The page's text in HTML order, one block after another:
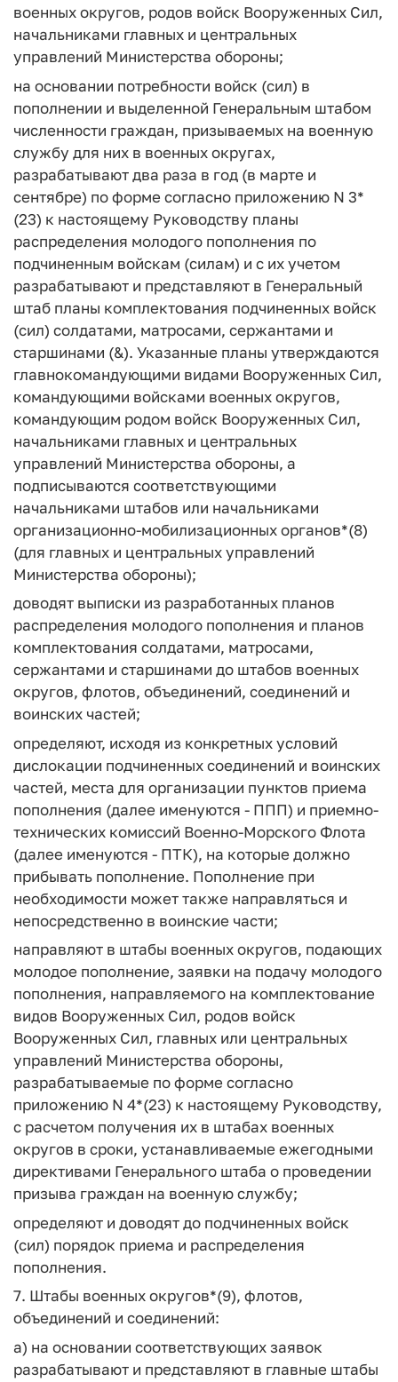
военных округов, родов войск Вооруженных Сил,
начальниками главных и центральных
управлений Министерства обороны;
на основании потребности войск (сил) в
пополнении и выделенной Генеральным штабом
численности граждан, призываемых на военную
службу для них в военных округах,
разрабатывают два раза в год (в марте и
сентябре) по форме согласно приложению N 3*
(23) к настоящему Руководству планы
распределения молодого пополнения по
подчиненным войскам (силам) и с их учетом
разрабатывают и представляют в Генеральный
штаб планы комплектования подчиненных войск
(сил) солдатами, матросами, сержантами и
старшинами (&). Указанные планы утверждаются
главнокомандующими видами Вооруженных Сил,
командующими войсками военных округов,
командующим родом войск Вооруженных Сил,
начальниками главных и центральных
управлений Министерства обороны, а
подписываются соответствующими
начальниками штабов или начальниками
организационно-мобилизационных органов*(8)
(для главных и центральных управлений
Министерства обороны);
доводят выписки из разработанных планов
распределения молодого пополнения и планов
комплектования солдатами, матросами,
сержантами и старшинами до штабов военных
округов, флотов, объединений, соединений и
воинских частей;
определяют, исходя из конкретных условий
дислокации подчиненных соединений и воинских
частей, места для организации пунктов приема
пополнения (далее именуются - ППП) и приемно-
технических комиссий Военно-Морского Флота
(далее именуются - ПТК), на которые должно
прибывать пополнение. Пополнение при
необходимости может также направляться и
непосредственно в воинские части;
направляют в штабы военных округов, подающих
молодое пополнение, заявки на подачу молодого
пополнения, направляемого на комплектование
видов Вооруженных Сил, родов войск
Вооруженных Сил, главных или центральных
управлений Министерства обороны,
разрабатываемые по форме согласно
приложению N 4*(23) к настоящему Руководству,
с расчетом получения их в штабах военных
округов в сроки, устанавливаемые ежегодными
директивами Генерального штаба о проведении
призыва граждан на военную службу;
определяют и доводят до подчиненных войск
(сил) порядок приема и распределения
пополнения.
7. Штабы военных округов*(9), флотов,
объединений и соединений:
а) на основании соответствующих заявок
разрабатывают и представляют в главные штабы